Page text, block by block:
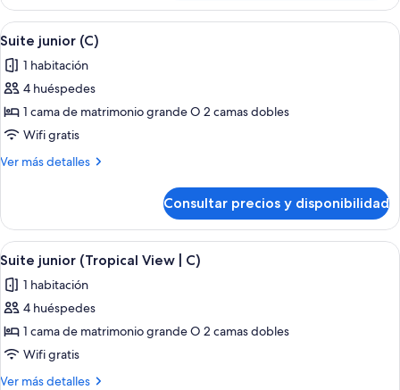
(U)
junior,
habitaciones
Abrir
todas
las
fotos
de
Suite
junior
Habitación de hotel con una cama
4
Suite junior (C)
1 habitación
4 huéspedes
1 cama de matrimonio grande O 2 camas dobles
Wifi gratis
Ver más detalles
Más
junior
(C)
Consultar precios y disponibilidad
Abrir
todas
las
fotos
de
Suite
junior
Habitación de hotel con una cama
4
Suite junior (Tropical View | C)
1 habitación
4 huéspedes
1 cama de matrimonio grande O 2 camas dobles
Wifi gratis
Ver más detalles
Más